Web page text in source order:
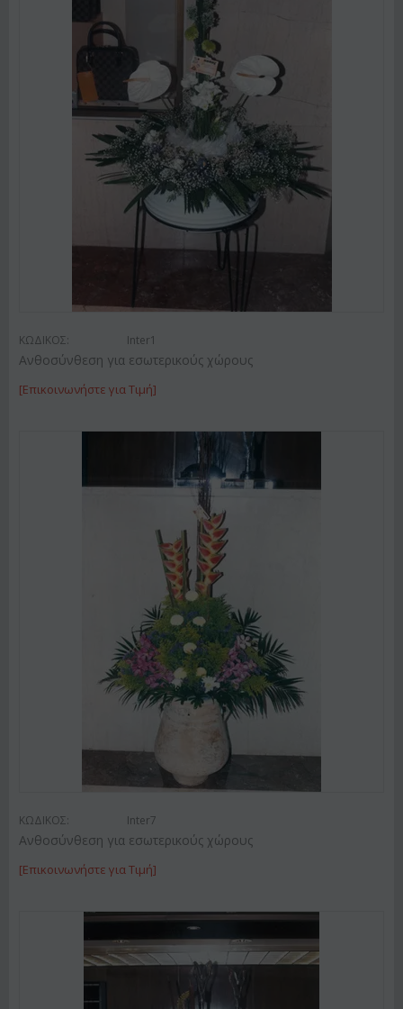
ΚΩΔΙΚΟΣ: Inter1
Ανθοσύνθεση για εσωτερικούς χώρους
[Επικοινωνήστε για Τιμή]
ΚΩΔΙΚΟΣ: Inter7
Ανθοσύνθεση για εσωτερικούς χώρους
[Επικοινωνήστε για Τιμή]